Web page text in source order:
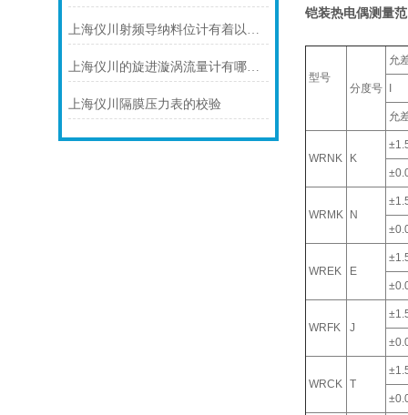
上海仪川射频导纳料位计有着以下几大技术特点
上海仪川的旋进漩涡流量计有哪些应用案例
上海仪川隔膜压力表的校验
铠装热电偶测量
型号
分度号
允
允
WRNK K
WRMK N
WREK E
WRFK J
WRCK T